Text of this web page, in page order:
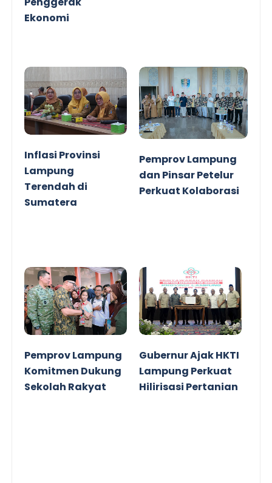
Ekonomi
Inflasi Provinsi
Lampung
Terendah di
Sumatera
Pemprov Lampung
dan Pinsar Petelur
Perkuat Kolaborasi
Pemprov Lampung
Komitmen Dukung
Sekolah Rakyat
Gubernur Ajak HKTI
Lampung Perkuat
Hilirisasi Pertanian